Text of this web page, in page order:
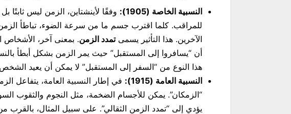
النسبية الخاصة (1905):
وفقًا لأينشتاين، الزمن ليس ثابتًا
للمراقب. كلما اقترب جسم ما من سرعة الضوء، تباطأ الزمن
الآخرين. هذا التأثير يسمىتمدد الزمن. بمعنى آخر، الأشخاص
أن “يسافروا إلى المستقبل” حيث يمر الزمن بشكل أبطأ
هذا النوع من “السفر إلى المستقبل” لا يمكن أن يعيد
النسبية العامة (1915):
في إطار النسبية العامة، يتفاعل
“الزمكان”. يمكن للأجسام الضخمة، مثل النجوم والثقوب
يؤدي إلى “تمدد الزمن الثقالي”. على سبيل المثال،